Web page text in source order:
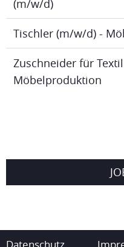
(m/w/d)
Tischler (m/w/d) -
Zuschneider für
Möbelproduktion